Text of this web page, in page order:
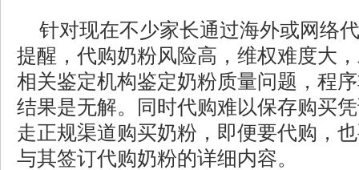
针对现在不少家长通过海外或网络
提醒，代购奶粉风险高，维权难度大
相关鉴定机构鉴定奶粉质量问题，程
结果是无解。同时代购难以保存购买
走正规渠道购买奶粉，即便要代购，
与其签订代购奶粉的详细内容。